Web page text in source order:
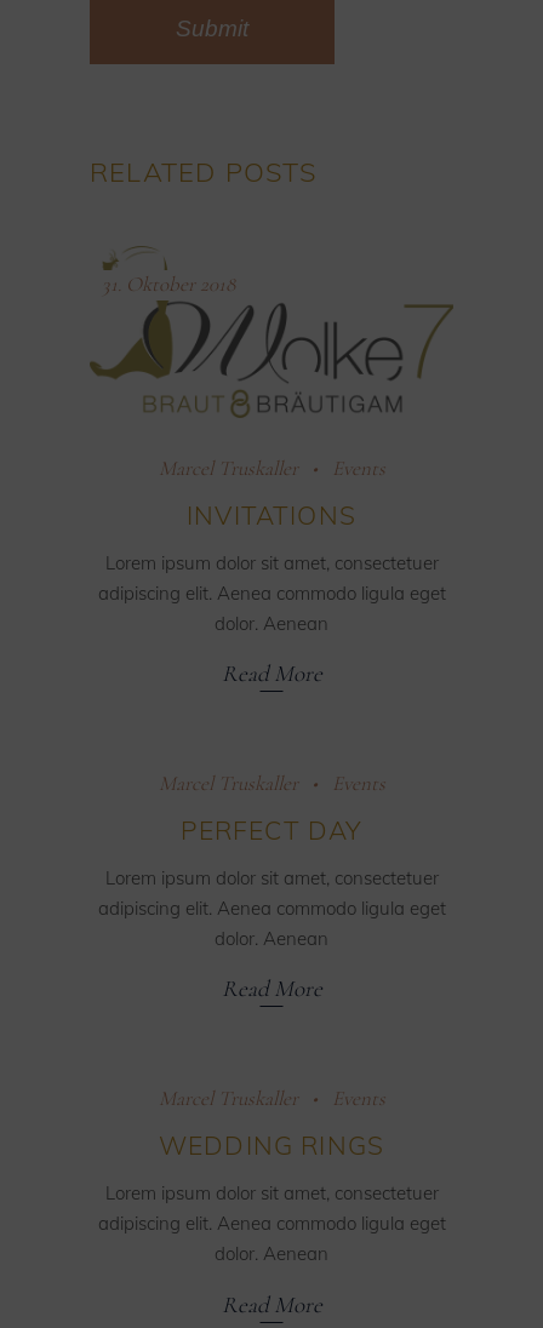
Submit
RELATED POSTS
31. Oktober 2018
Marcel Truskaller Events
INVITATIONS
Lorem ipsum dolor sit amet, consectetuer
adipiscing elit. Aenea commodo ligula eget
dolor. Aenean
Read More
Marcel Truskaller Events
PERFECT DAY
Lorem ipsum dolor sit amet, consectetuer
adipiscing elit. Aenea commodo ligula eget
dolor. Aenean
Read More
Marcel Truskaller Events
WEDDING RINGS
Lorem ipsum dolor sit amet, consectetuer
adipiscing elit. Aenea commodo ligula eget
dolor. Aenean
Read More